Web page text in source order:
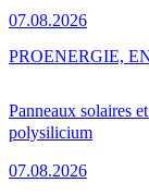
07.08.2026
Panneaux solaires
polysilicium
07.08.2026
PROENERGIE,